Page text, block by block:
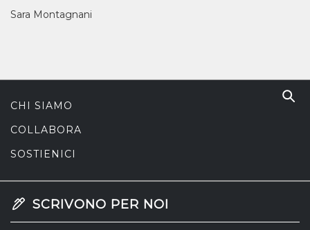
Sara Montagnani
CHI SIAMO
COLLABORA
SOSTIENICI
SCRIVONO PER NOI